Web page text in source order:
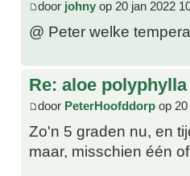
door johny op 20 jan 2022
@ Peter welke
Re: aloe polyphylla
door PeterHoofddorp op
Zo'n 5 graden nu, en
maar, misschien één